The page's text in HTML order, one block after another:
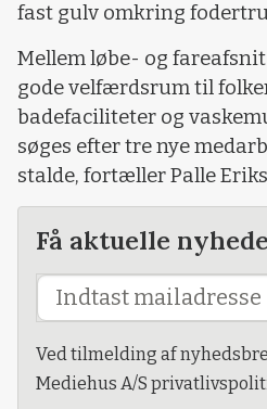
fast gulv omkring
Mellem løbe- og
gode velfærdsrum til
badefaciliteter og
søges efter tre nye
stalde, fortæller Palle
Få aktuelle
Ved tilmelding af
Mediehus A/S